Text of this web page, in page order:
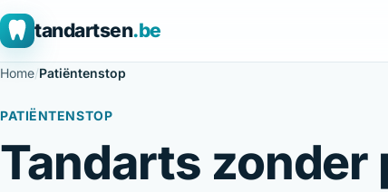
tandartsen.be
Home/Patiëntenstop
PATIËNTENSTOP
Tandarts zonder